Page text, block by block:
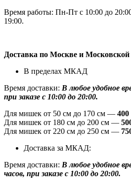
Время работы: Пн-Пт с 10:00 до
19:00.
Доставка по Москве и Московской
В пределах МКАД
Время доставки: В любое удобное
при заказе с 10:00 до 20:00.
Для мишек от 50 см до 170 см — 400
Для мишек от 180 см до 200 см —
Для мишек от 220 см до 250 см —
Доставка за МКАД:
Время доставки: В любое удобное
часов, при заказе с 10:00 до 20:00.